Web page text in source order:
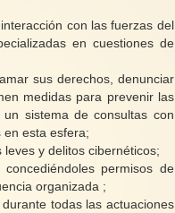
con las fuerzas del
en cuestiones de
sus derechos, denunciar
medidas para prevenir las
sistema de consultas con
en esta esfera;
y delitos cibernéticos;
permisos de
organizada ;
todas las actuaciones